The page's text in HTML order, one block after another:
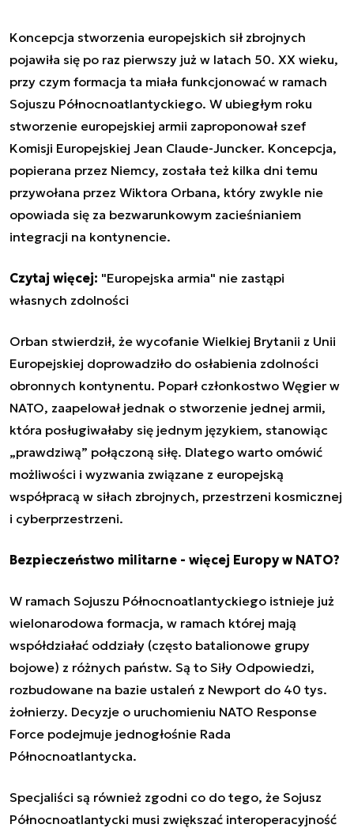
Koncepcja stworzenia europejskich sił zbrojnych
pojawiła się po raz pierwszy już w latach 50. XX wieku,
przy czym formacja ta miała funkcjonować w ramach
Sojuszu Północnoatlantyckiego. W ubiegłym roku
stworzenie europejskiej armii zaproponował szef
Komisji Europejskiej Jean Claude-Juncker. Koncepcja,
popierana przez Niemcy, została też kilka dni temu
przywołana przez Wiktora Orbana, który zwykle nie
opowiada się za bezwarunkowym zacieśnianiem
integracji na kontynencie.
Czytaj więcej: "Europejska armia" nie zastąpi
własnych zdolności
Orban stwierdził, że wycofanie Wielkiej Brytanii z Unii
Europejskiej doprowadziło do osłabienia zdolności
obronnych kontynentu. Poparł członkostwo Węgier w
NATO, zaapelował jednak o stworzenie jednej armii,
która posługiwałaby się jednym językiem, stanowiąc
„prawdziwą” połączoną siłę. Dlatego warto omówić
możliwości i wyzwania związane z europejską
współpracą w siłach zbrojnych, przestrzeni kosmicznej
i cyberprzestrzeni.
Bezpieczeństwo militarne - więcej Europy w NATO?
W ramach Sojuszu Północnoatlantyckiego istnieje już
wielonarodowa formacja, w ramach której mają
współdziałać oddziały (często batalionowe grupy
bojowe) z różnych państw. Są to Siły Odpowiedzi,
rozbudowane na bazie ustaleń z Newport do 40 tys.
żołnierzy. Decyzje o uruchomieniu NATO Response
Force podejmuje jednogłośnie Rada
Północnoatlantycka.
Specjaliści są również zgodni co do tego, że Sojusz
Północnoatlantycki musi zwiększać interoperacyjność